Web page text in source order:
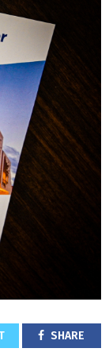
SHARE